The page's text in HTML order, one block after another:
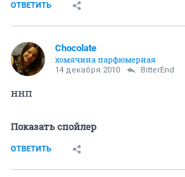
ОТВЕТИТЬ
Chocolate
хомячина парфюмерная
14 декабря 2010 BitterEnd
ннп
Показать спойлер
ОТВЕТИТЬ